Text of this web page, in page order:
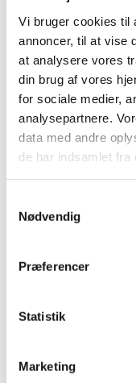
Vi bruger cookies til
annoncer, til at vise
at analysere vores
din brug af vores
for sociale medier,
analysepartnere.
data med andre
de har indsamlet fra
Nødvendig
Præferencer
Statistik
Marketing
baserade på både
komponenter från
obegränsade
som varje kund
Som tillverkare är
det ger dig
värmeåtervinnings-
kunder – oavsett